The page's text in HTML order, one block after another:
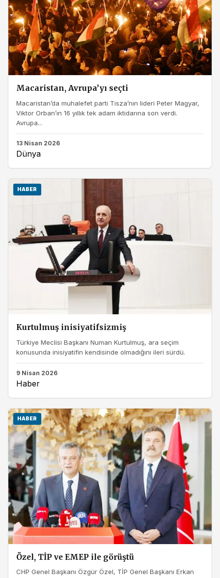
Macaristan, Avrupa’yı seçti
Macaristan’da muhalefet parti Tisza’nın lideri Peter Magyar,
Viktor Orban’ın 16 yıllık tek adam iktidarına son verdi.
Avrupa...
13 Nisan 2026
Dünya
HABER
Kurtulmuş inisiyatifsizmiş
Türkiye Meclisi Başkanı Numan Kurtulmuş, ara seçim
konusunda inisiyatifin kendisinde olmadığını ileri sürdü.
9 Nisan 2026
Haber
HABER
Özel, TİP ve EMEP ile görüştü
CHP Genel Başkanı Özgür Özel, TİP Genel Başkanı Erkan